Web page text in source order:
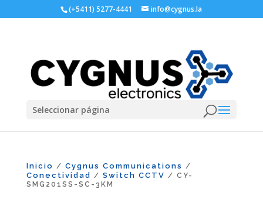
(+5411) 5277-4441 info@cygnus.la
Seleccionar página
Inicio / Cygnus Communications /
Conectividad / Switch CCTV / CY-
SMG201SS-SC-3KM